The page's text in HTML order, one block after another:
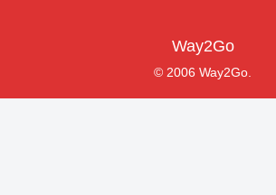
Way2Go
© 2006 Way2Go.